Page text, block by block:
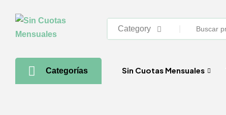
Category
Categorías Sin Cuotas Mensuales